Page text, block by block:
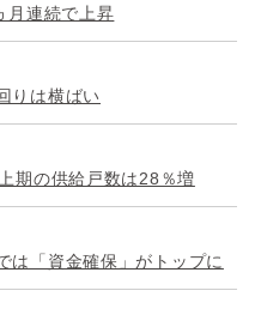
月連続で上昇
りは横ばい
期の供給戸数は28％増
は「資金確保」がトップに